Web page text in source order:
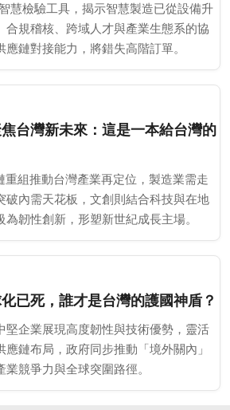
慧檢驗工具，揭示智慧製造已從設備升
合規稽核、跨域人才與產業生態系的協
鏈對接能力，將錯失高階訂單。
台灣新未來：這是一本給台灣的
重組推動台灣產業再定位，製造業需走
破內需天花板，文創則結合科技與在地
韌性創新，形塑新世紀成長主場。
已死，誰才是台灣的護國神盾？
堅企業展現高度韌性與技術優勢，靈活
鏈布局，政府同步推動「境外關內」
競爭力與全球突圍路徑。